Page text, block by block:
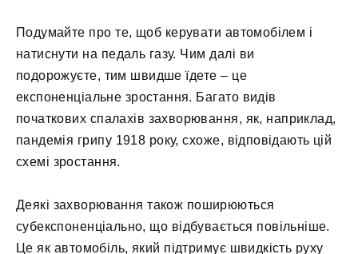
Подумайте про те, щоб керувати автомобілем і
натиснути на педаль газу. Чим далі ви
подорожуєте, тим швидше їдете – це
експоненціальне зростання. Багато видів
початкових спалахів захворювання, як, наприклад,
пандемія грипу 1918 року, схоже, відповідають цій
схемі зростання.
Деякі захворювання також поширюються
субекспоненціально, що відбувається повільніше.
Це як автомобіль, який підтримує швидкість руху